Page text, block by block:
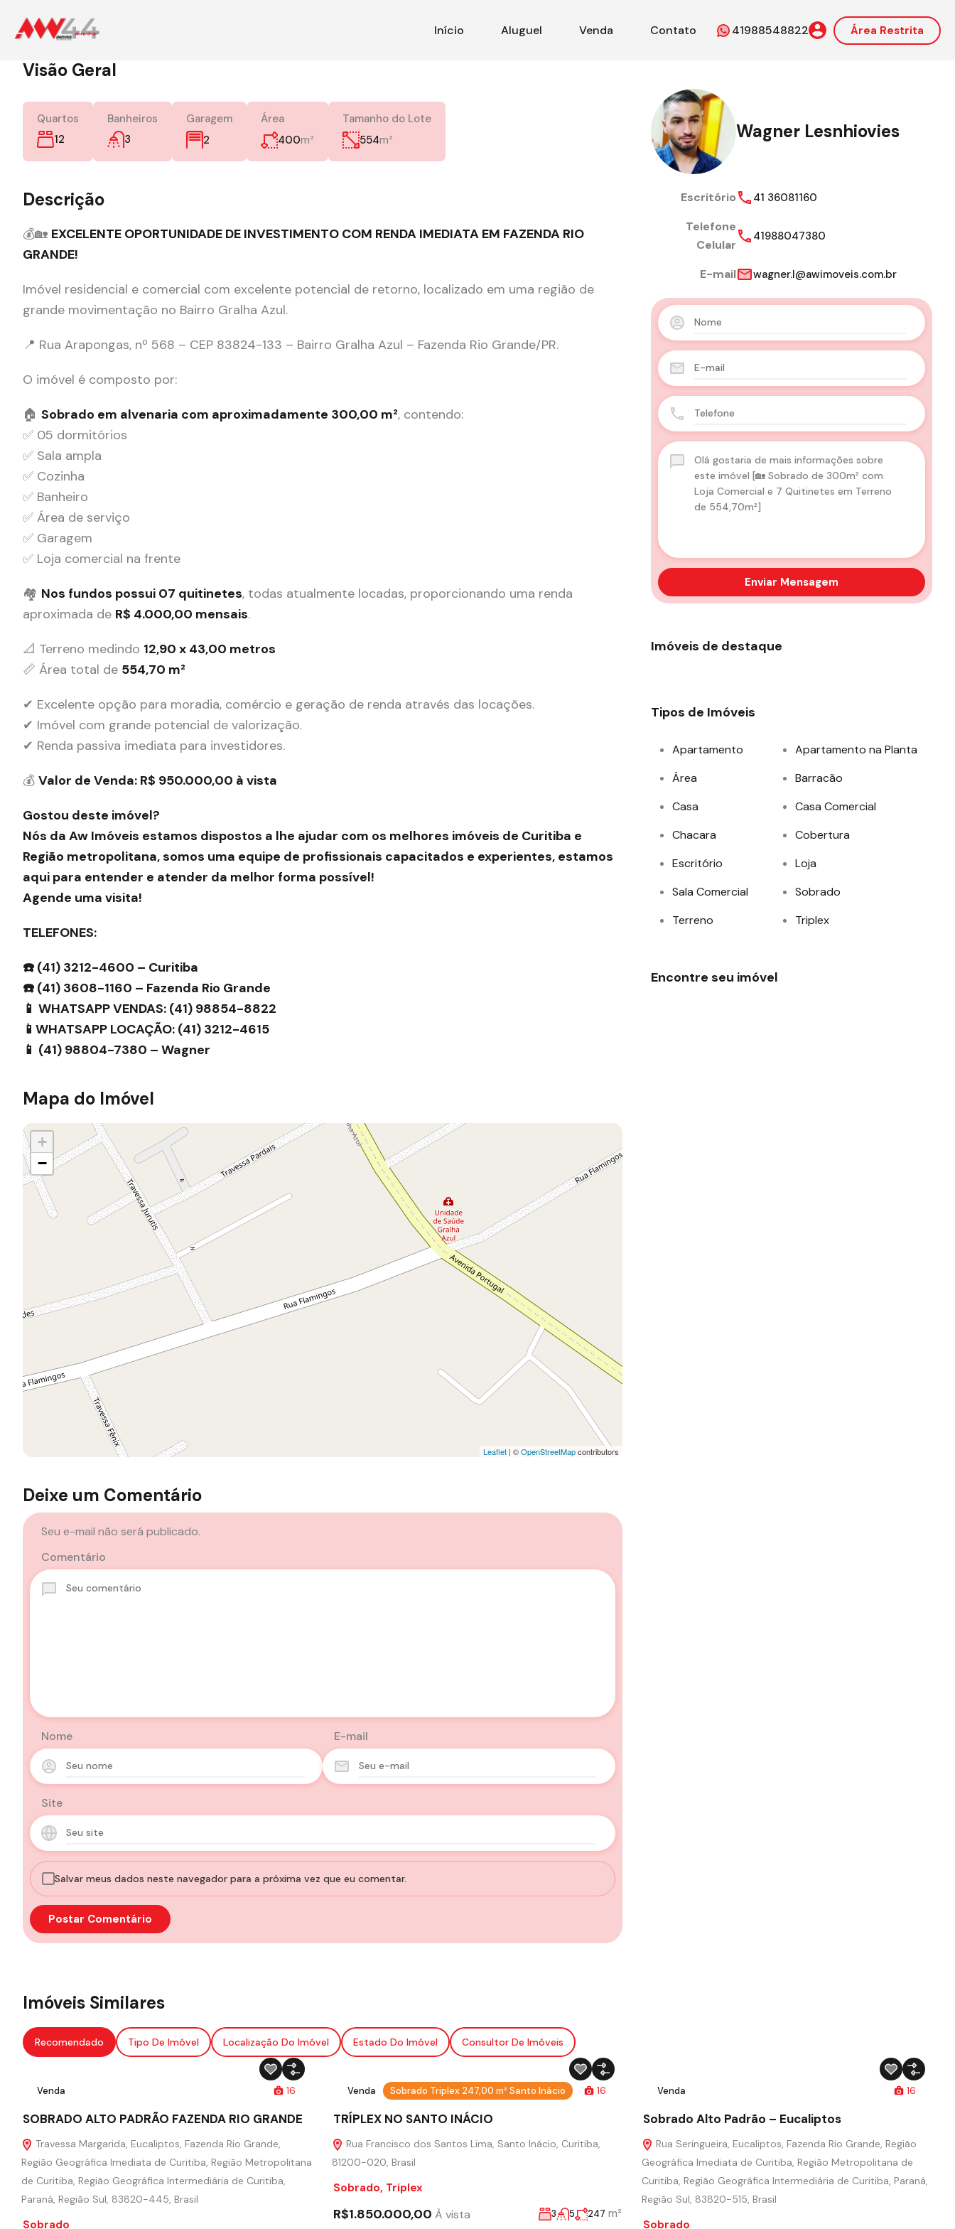
Início Aluguel Venda Contato 41988548822 Área Restrita
Visão Geral
Quartos
12
Banheiros
3
Garagem
2
Área
400m²
Tamanho do Lote
554m²
Descrição
💰🏡 EXCELENTE OPORTUNIDADE DE INVESTIMENTO COM RENDA IMEDIATA EM FAZENDA RIO
GRANDE!
Imóvel residencial e comercial com excelente potencial de retorno, localizado em uma região de
grande movimentação no Bairro Gralha Azul.
📍 Rua Arapongas, nº 568 – CEP 83824-133 – Bairro Gralha Azul – Fazenda Rio Grande/PR.
O imóvel é composto por:
🏠 Sobrado em alvenaria com aproximadamente 300,00 m², contendo:
✅ 05 dormitórios
✅ Sala ampla
✅ Cozinha
✅ Banheiro
✅ Área de serviço
✅ Garagem
✅ Loja comercial na frente
🏘️ Nos fundos possui 07 quitinetes, todas atualmente locadas, proporcionando uma renda
aproximada de R$ 4.000,00 mensais.
📐 Terreno medindo 12,90 x 43,00 metros
📏 Área total de 554,70 m²
✔ Excelente opção para moradia, comércio e geração de renda através das locações.
✔ Imóvel com grande potencial de valorização.
✔ Renda passiva imediata para investidores.
💰 Valor de Venda: R$ 950.000,00 à vista
Gostou deste imóvel?
Nós da Aw Imóveis estamos dispostos a lhe ajudar com os melhores imóveis de Curitiba e
Região metropolitana, somos uma equipe de profissionais capacitados e experientes, estamos
aqui para entender e atender da melhor forma possível!
Agende uma visita!
TELEFONES:
☎️ (41) 3212-4600 – Curitiba
☎️ (41) 3608-1160 – Fazenda Rio Grande
📱 WHATSAPP VENDAS: (41) 98854-8822
📱WHATSAPP LOCAÇÃO: (41) 3212-4615
📱 (41) 98804-7380 – Wagner
Mapa do Imóvel
+
−
Leaflet | ©OpenStreetMapcontributors
Deixe um Comentário
Seu e-mail não será publicado.
Comentário
Nome E-mail
Site
Salvar meus dados neste navegador para a próxima vez que eu comentar.
Wagner Lesnhiovies
Escritório 41 36081160
Telefone
Celular
41988047380
E-mail wagner.l@awimoveis.com.br
Enviar Mensagem
Imóveis de destaque
Tipos de Imóveis
Apartamento
Apartamento na Planta
Área
Barracão
Casa
Casa Comercial
Chacara
Cobertura
Escritório
Loja
Sala Comercial
Sobrado
Terreno
Triplex
Encontre seu imóvel
Imóveis Similares
Recomendado Tipo De Imóvel Localização Do Imóvel Estado Do Imóvel Consultor De Imóveis
Venda 16
SOBRADO ALTO PADRÃO FAZENDA RIO GRANDE
Travessa Margarida, Eucaliptos, Fazenda Rio Grande,
Região Geográfica Imediata de Curitiba, Região Metropolitana
de Curitiba, Região Geográfica Intermediária de Curitiba,
Paraná, Região Sul, 83820-445, Brasil
Sobrado
Venda Sobrado Triplex 247,00 m² Santo Inácio 16
TRÍPLEX NO SANTO INÁCIO
Rua Francisco dos Santos Lima, Santo Inácio, Curitiba,
81200-020, Brasil
Sobrado, Triplex
R$1.850.000,00 À vista 3 5 247 m²
Venda 16
Sobrado Alto Padrão – Eucaliptos
Rua Seringueira, Eucaliptos, Fazenda Rio Grande, Região
Geográfica Imediata de Curitiba, Região Metropolitana de
Curitiba, Região Geográfica Intermediária de Curitiba, Paraná,
Região Sul, 83820-515, Brasil
Sobrado